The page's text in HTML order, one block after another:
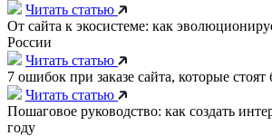
Читать статью
От сайта к экосистеме: как
России
Читать статью
7 ошибок при заказе сайта, которые стоят
Читать статью
Пошаговое руководство: как создать
году